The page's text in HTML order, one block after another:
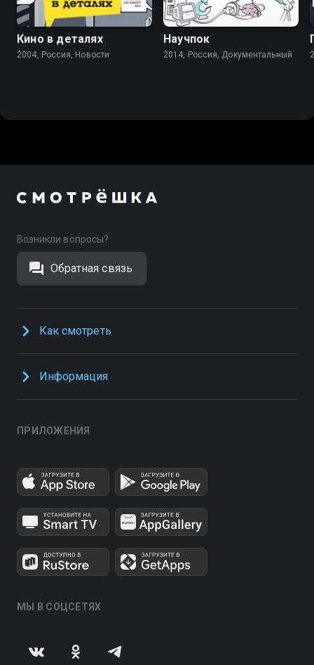
4.9
Кино в деталях
2004, Россия, Новости
8.2
Научпок
2014, Россия, Документальный
Возникли вопросы?
Обратная связь
Как смотреть
Информация
ПРИЛОЖЕНИЯ
МЫ В СОЦСЕТЯХ